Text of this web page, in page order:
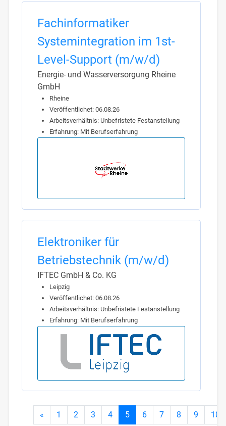
Fachinformatiker
Systemintegration im 1st-
Level-Support (m/w/d)
Energie- und Wasserversorgung Rheine
GmbH
Rheine
Veröffentlichet: 06.08.26
Arbeitsverhältnis: Unbefristete Festanstellung
Erfahrung: Mit Berufserfahrung
Elektroniker für
Betriebstechnik (m/w/d)
IFTEC GmbH & Co. KG
Leipzig
Veröffentlichet: 06.08.26
Arbeitsverhältnis: Unbefristete Festanstellung
Erfahrung: Mit Berufserfahrung
« 1 2 3 4 5 6 7 8 9 10